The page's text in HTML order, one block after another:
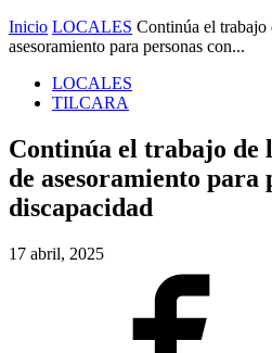
Inicio LOCALES Continúa el
asesoramiento para personas con...
LOCALES
TILCARA
Continúa el trabajo
de asesoramiento para
discapacidad
17 abril, 2025